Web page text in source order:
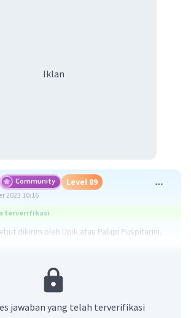
Iklan
Community Level 89
2023 10:16
terverifikasi
dikirim oleh Upik atau Palupi Puspitarini.
2023 10:30
jawaban yang telah terverifikasi